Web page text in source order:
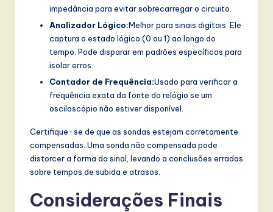
impedância para evitar sobrecarregar o circuito.
Analizador Lógico:Melhor para sinais digitais. Ele
captura o estado lógico (0 ou 1) ao longo do
tempo. Pode disparar em padrões específicos para
isolar erros.
Contador de Frequência:Usado para verificar a
frequência exata da fonte do relógio se um
osciloscópio não estiver disponível.
Certifique-se de que as sondas estejam corretamente
compensadas. Uma sonda não compensada pode
distorcer a forma do sinal, levando a conclusões erradas
sobre tempos de subida e atrasos.
Considerações Finais